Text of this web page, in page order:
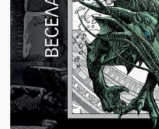
ГОТОВИ ЗА ХАПВАНЕ
ПЛОДОВЕ И ЗЕЛЕНЧУЦИ
ХЛЯБ, ЗЪРНЕНИ, ВАРИВА
МЛЕЧНИ И ЯЙЦА
МЕД И ПЧЕЛНИ